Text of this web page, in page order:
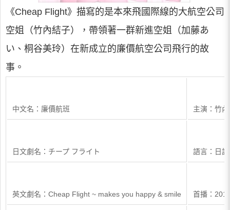
《Cheap Flight》描寫的是本來飛國際線的大航空公司
空姐（竹內結子），帶領著一群新進空姐（加藤あ
い、桐谷美玲）在新成立的廉價航空公司飛行的故
事。
中文名：廉價航班 主演：竹
日文劇名：チープ フライト 語言：日語
英文劇名：Cheap Flight ~ makes you happy & smile 首播：